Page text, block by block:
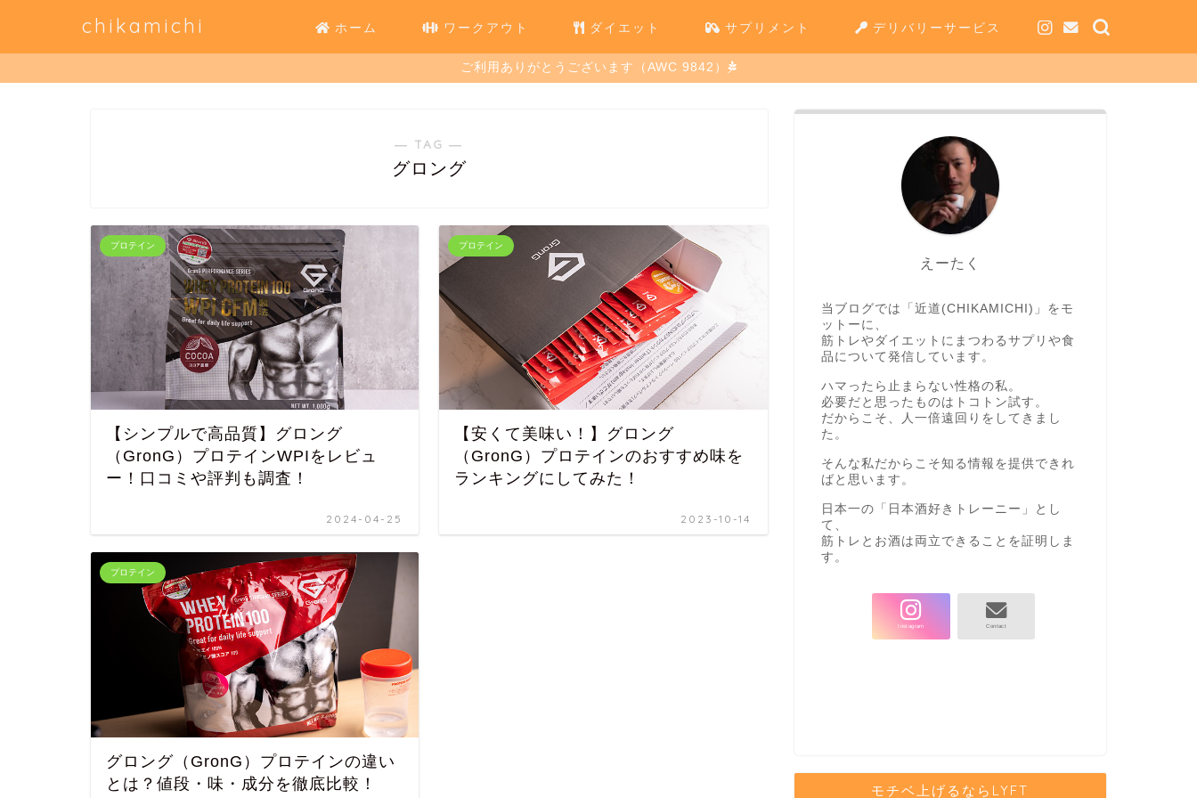
chikamichi ホーム ワークアウト ダイエット サプリメント デリバリーサービス
ご利用ありがとうございます（AWC 9842）
― TAG ―
グロング
プロテイン
【シンプルで高品質】グロング
（GronG）プロテインWPIをレビュ
ー！口コミや評判も調査！
2024-04-25
プロテイン
【安くて美味い！】グロング
（GronG）プロテインのおすすめ味を
ランキングにしてみた！
2023-10-14
プロテイン
グロング（GronG）プロテインの違い
とは？値段・味・成分を徹底比較！
えーたく
当ブログでは「近道(CHIKAMICHI)」をモ
ットーに、
筋トレやダイエットにまつわるサプリや食
品について発信しています。
ハマったら止まらない性格の私。
必要だと思ったものはトコトン試す。
だからこそ、人一倍遠回りをしてきまし
た。
そんな私だからこそ知る情報を提供できれ
ばと思います。
日本一の「日本酒好きトレーニー」とし
て、
筋トレとお酒は両立できることを証明しま
す。
モチベ上げるならLYFT